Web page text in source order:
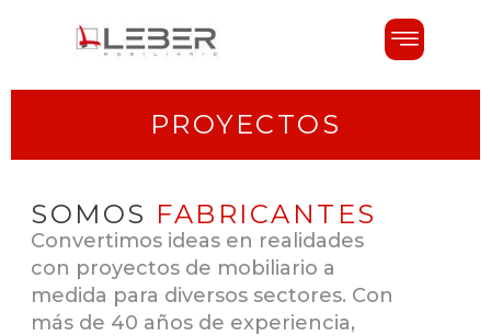
PROYECTOS
SOMOS FABRICANTES
Convertimos ideas en realidades
con proyectos de mobiliario a
medida para diversos sectores. Con
más de 40 años de experiencia,